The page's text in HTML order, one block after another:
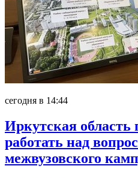
сегодня в 14:44
Иркутская область
работать над
межвузовского